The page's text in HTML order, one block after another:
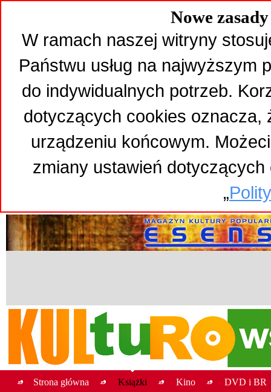
Nowe
W ramach naszej witryny
Państwu usług na najwyższym
do indywidualnych potrzeb.
dotyczących cookies oznacza,
urządzeniu końcowym.
zmiany ustawień
„
Strona główna Książki Kino DVD i BR